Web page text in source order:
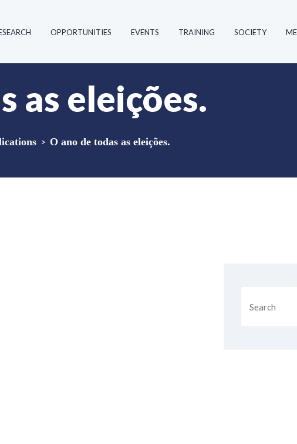
OPPORTUNITIES EVENTS TRAINING SOCIETY
as eleições.
> O ano de todas as eleições.